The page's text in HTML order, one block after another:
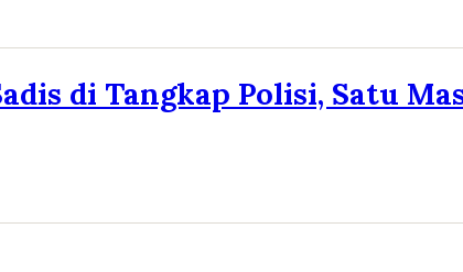
di Tangkap Polisi, Satu